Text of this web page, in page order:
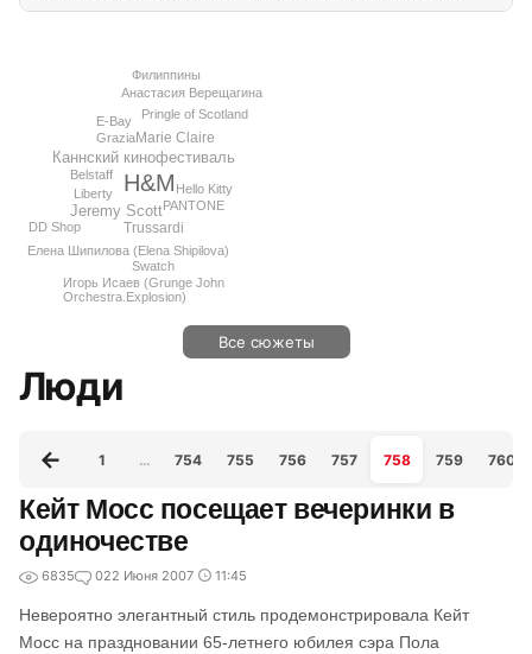
H&M
Каннский кинофестиваль
Jeremy Scott
Trussardi
Marie Claire
PANTONE
Hello Kitty
Liberty
Елена Шипилова (Elena Shipilova)
Grazia
Belstaff
E-Bay
Swatch
Pringle of Scotland
Анастасия Верещагина
Игорь Исаев (Grunge John
Orchestra.Explosion)
DD Shop
Филиппины
Все сюжеты
Люди
1 … 754 755 756 757 758 759 760
Кейт Мосс посещает вечеринки в
одиночестве
6835 022 Июня 2007 11:45
Невероятно элегантный стиль продемонстрировала Кейт
Мосс на праздновании 65-летнего юбилея сэра Пола